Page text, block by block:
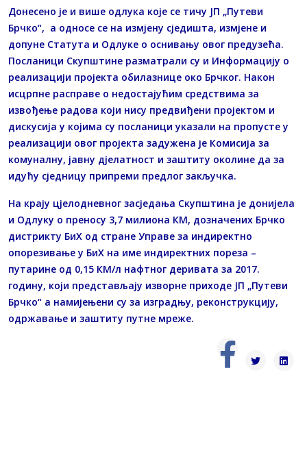
Донесено је и више одлука које се тичу ЈП „Путеви
Брчко“, а односе се на измјену сједишта, измјене и
допуне Статута и Одлуке о оснивању овог предузећа.
Посланици Скупштине разматрали су и Информацију о
реализацији пројекта обилазнице око Брчког. Након
исцрпне расправе о недостајућим средствима за
извођење радова који нису предвиђени пројектом и
дискусија у којима су посланици указали на пропусте у
реализацији овог пројекта задужена је Комисија за
комуналну, јавну дјелатност и заштиту околине да за
идућу сједницу припреми предлог закључка.
На крају цјелодневног засједања Скупштина је донијела
и Одлуку о преносу 3,7 милиона КМ, дозначених Брчко
дистрикту БиХ од стране Управе за индиректно
опорезивање у БиХ на име индиректних пореза –
путарине од 0,15 КМ/л нафтног деривата за 2017.
годину, који представљају изворне приходе ЈП „Путеви
Брчко“ а намијењени су за изградњу, реконструкцију,
одржавање и заштиту путне мреже.